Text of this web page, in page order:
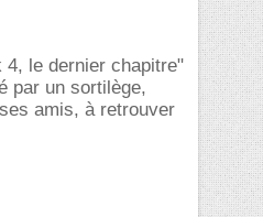
4, le dernier chapitre"
par un sortilège,
amis, à retrouver